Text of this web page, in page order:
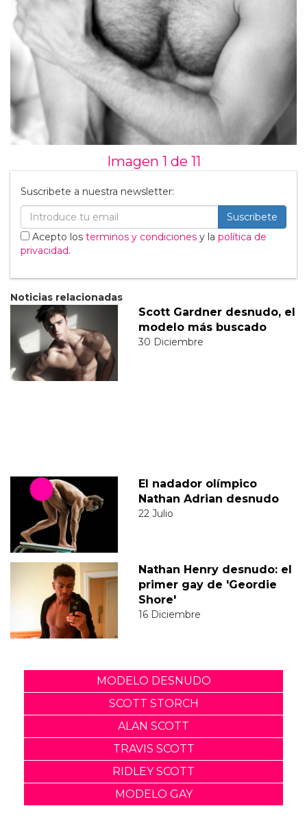
Imagen 1 de 11
Suscribete a nuestra newsletter:
Suscribete
Acepto los terminos y condiciones y la política de
privacidad.
Noticias relacionadas
Scott Gardner desnudo, el
modelo más buscado
30 Diciembre
El nadador olímpico
Nathan Adrian desnudo
22 Julio
Nathan Henry desnudo: el
primer gay de 'Geordie
Shore'
16 Diciembre
MODELO DESNUDO
SCOTT STORCH
ALAN SCOTT
TRAVIS SCOTT
RIDLEY SCOTT
MODELO GAY